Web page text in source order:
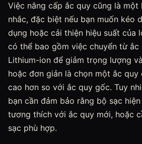
Việc nâng cấp ắc quy cũng là một
nhắc, đặc biệt nếu bạn muốn kéo
dụng hoặc cải thiện hiệu suất của
có thể bao gồm việc chuyển từ ắc
Lithium-ion để giảm trọng lượng
hoặc đơn giản là chọn một ắc
cao hơn so với ắc quy gốc. Tuy
bạn cần đảm bảo rằng bộ sạc
tương thích với ắc quy mới, hoặc
sạc phù hợp.